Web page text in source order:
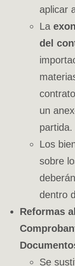
aplicar
La
del
un
partida.
Los
sobre
dentro
Reformas
Se